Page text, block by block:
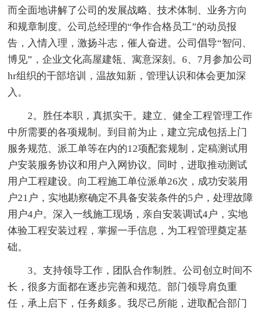
而全面地讲解了公司的发展战略、技术体制、业务方向
和规章制度。公司总经理的“争作合格员工”的动员报
告，入情入理，激扬斗志，催人奋进。公司倡导“智问、
博见”，企业文化高屋建瓴、寓意深刻。6、7月参加公司
hr组织的干部培训，温故知新，管理认识和体会更加深
入。
2。胜任本职，真抓实干。建立、健全工程管理工作
中所需要的各项规制。到目前为止，建立完成包括上门
服务规范、派工单等在内的12项配套规制，定稿测试用
户安装服务协议和用户入网协议。同时，进取推动测试
用户工程建设。向工程施工单位派单26次，成功安装用
户21户，实地勘察确定不具备安装条件的5户，处理故障
用户4户。深入一线施工现场，亲自安装调试4户，实地
体验工程安装过程，掌握一手信息，为工程管理奠定基
础。
3。支持领导工作，团队合作制胜。公司创立时间不
长，很多方面都在逐步完善和规范。部门领导肩负重
任，承上启下，任务颇多。我尽己所能，进取配合部门